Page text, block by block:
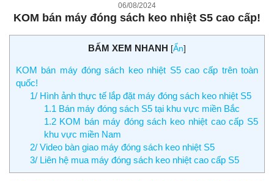
06/08/2024
KOM bán máy đóng sách keo nhiệt S5 cao cấp!
BẤM XEM NHANH [Ẩn]
KOM bán máy đóng sách keo nhiệt S5 cao cấp trên toàn
quốc!
1/ Hình ảnh thực tế lắp đặt máy đóng sách keo nhiệt S5
1.1 Bán máy đóng sách S5 tại khu vực miền Bắc
1.2 KOM bán máy đóng sách keo nhiệt cao cấp S5
khu vực miền Nam
2/ Video bàn giao máy đóng sách keo nhiệt S5
3/ Liên hệ mua máy đóng sách keo nhiệt cao cấp S5